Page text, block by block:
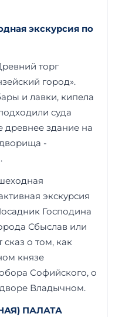
экскурсия по
торг
город».
и лавки, кипела
суда
древнее здание на
-
экскурсия
Господина
Сбыслав или
о том, как
князе
Софийского, о
дворе Владычном.
ПАЛАТА